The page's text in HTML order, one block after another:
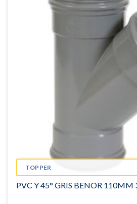
TOPPER
PVC Y 45° GRIS BENOR 110MM